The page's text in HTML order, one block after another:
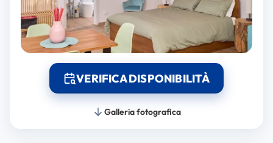
VERIFICA DISPONIBILITÀ
Galleria fotografica